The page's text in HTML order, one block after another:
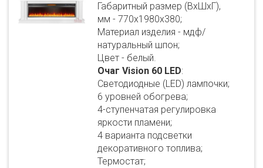
Габаритный размер (ВхШхГ),
мм - 770х1980х380;
Материал изделия - мдф/
натуральный шпон;
Цвет - белый.
Очаг Vision 60 LED:
Светодиодные (LED) лампочки;
6 уровней обогрева;
4-ступенчатая регулировка
яркости пламени;
4 варианта подсветки
декоративного топлива;
Термостат;